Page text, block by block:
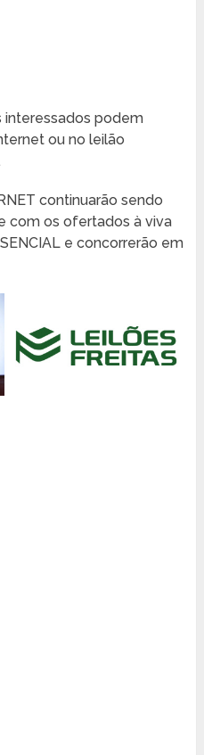
interessados podem
ou no leilão
continuarão sendo
com os ofertados à viva
e concorrerão em